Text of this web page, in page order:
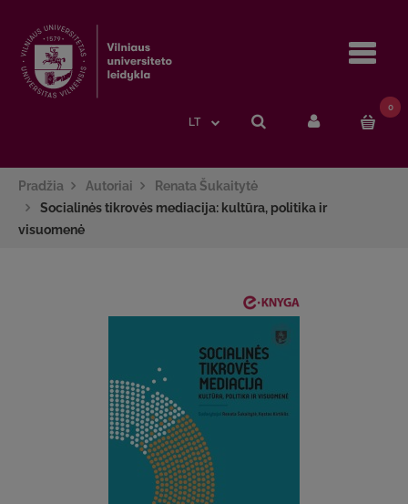
LT
0
Pradžia Autoriai
Renata Šukaitytė
Socialinės tikrovės mediacija: kultūra, politika ir
visuomenė